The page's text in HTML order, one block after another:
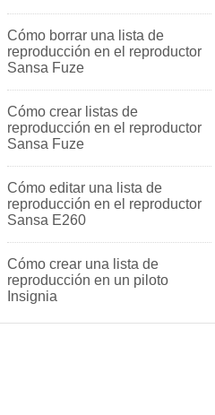
Cómo borrar una lista de
reproducción en el reproductor
Sansa Fuze
Cómo crear listas de
reproducción en el reproductor
Sansa Fuze
Cómo editar una lista de
reproducción en el reproductor
Sansa E260
Cómo crear una lista de
reproducción en un piloto
Insignia